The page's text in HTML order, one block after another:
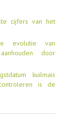
cijfers van het
evolutie van
door
kuilmais
is de